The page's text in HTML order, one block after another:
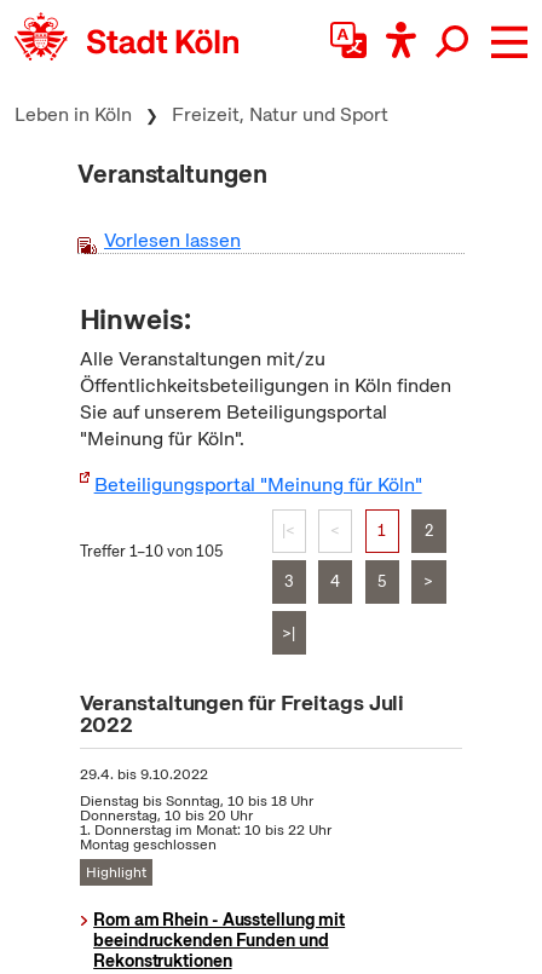
zum Inhalt springen
Leben in Köln Freizeit, Natur und Sport
Veranstaltungen
Vorlesen lassen
Hinweis:
Alle Veranstaltungen mit/zu
Öffentlichkeitsbeteiligungen in Köln finden
Sie auf unserem Beteiligungsportal
"Meinung für Köln".
Beteiligungsportal "Meinung für Köln"
Treffer 1–10 von 105
|< < 1 2
3 4 5 >
>|
Veranstaltungen für Freitags Juli
2022
29.4. bis9.10.2022
Dienstag bis Sonntag, 10 bis 18 Uhr
Donnerstag, 10 bis 20 Uhr
1. Donnerstag im Monat: 10 bis 22 Uhr
Montag geschlossen
Highlight
Rom am Rhein - Ausstellung mit
beeindruckenden Funden und
Rekonstruktionen